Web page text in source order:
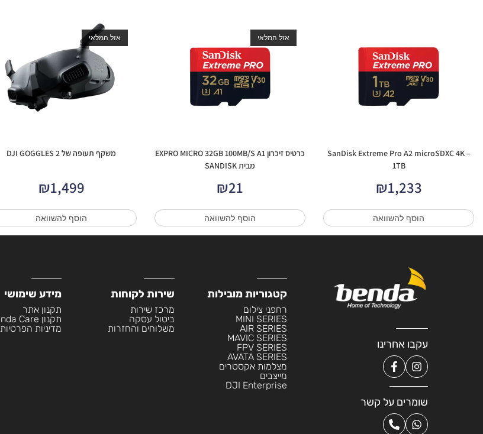
SanDisk Extreme Pro A2 microSDXC 4K –
1TB
₪1,233
הוסף להשוואה
אזל המלאי
כרטיס זיכרון EXPRO MICRO 32GB 100MB/S A1
מבית SANDISK
₪21
הוסף להשוואה
אזל המלאי
משקף תעופה של DJI GOGGLES 2
₪1,499
הוסף להשוואה
עקבו אחרינו
שומרים על קשר
קטגוריות מובילות
רחפני צילום
MINI SERIES
AIR SERIES
MAVIC SERIES
FPV SERIES
AVATA SERIES
מצלמות אקסטרים
מייצבים
DJI Enterprise
שירות לקוחות
מרכז שירות
ביטול עסקה
משלוחים והחזרות
מידע שימושי
תקנון אתר
תקנון Benda Care
מדיניות הפרטיות